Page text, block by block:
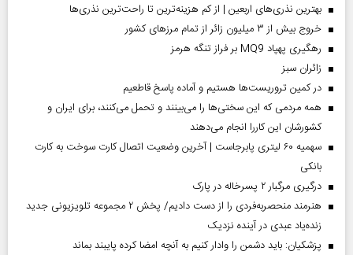
بهترین نذری‌های اربعین | از کم هزینه‌ترین تا راحت‌ترین نذری‌ها
خروج بیش از ۳ میلیون زائر از تمام مرز‌های کشور
رهگیری پهپاد MQ9 بر فراز تنگه هرمز
‌زائران سبز
در کمین تروریست‌ها هستیم و آماده پاسخ قاطعیم
همه مردمی که این سختی‌ها را می‌بینند و تحمل می‌کنند، برای ایران و
کشورشان این کاررا انجام می‌دهند
سهمیه ۶۰ لیتری پابرجاست | آخرین وضعیت اتصال کارت سوخت به کارت
بانکی
درگیری مرگبار ۲ پسرخاله در پارک
هنرمند منحصر‌به‌فردی را از دست دادیم/ پخش ۲ مجموعه تلویزیونی جدید
زنده‌یاد عبدی در آینده نزدیک
پزشکیان: باید دشمن را وادار کنیم به آنچه امضا کرده پایبند بماند